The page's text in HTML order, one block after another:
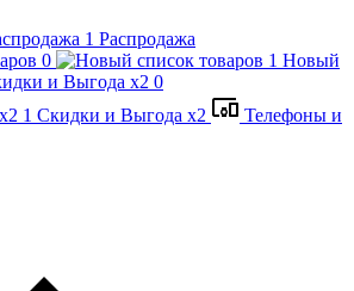
Распродажа
Новый
Скидки и Выгода x2
Телефоны и